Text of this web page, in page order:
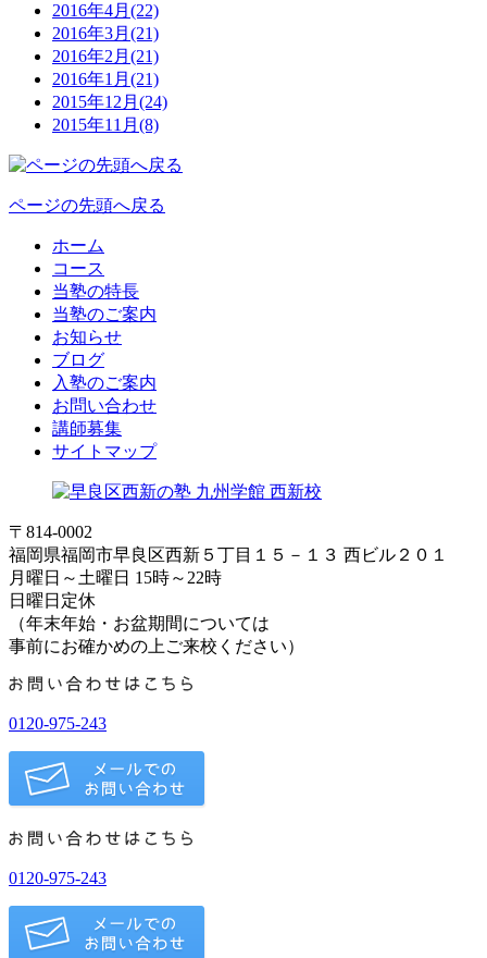
2016年4月(22)
2016年3月(21)
2016年2月(21)
2016年1月(21)
2015年12月(24)
2015年11月(8)
ページの先頭へ戻る
ホーム
コース
当塾の特長
当塾のご案内
お知らせ
ブログ
入塾のご案内
お問い合わせ
講師募集
サイトマップ
〒814-0002
福岡県福岡市早良区西新５丁目１５－１３ 西ビル２０１
月曜日～土曜日 15時～22時
日曜日定休
（年末年始・お盆期間については
事前にお確かめの上ご来校ください）
0120-975-243
0120-975-243